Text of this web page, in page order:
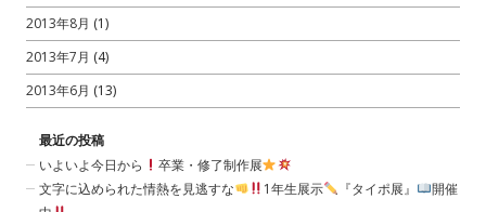
2013年8月 (1)
2013年7月 (4)
2013年6月 (13)
最近の投稿
いよいよ今日から
卒業・修了制作展
文字に込められた情熱を見逃すな
1年生展示 『タイポ展』
開催